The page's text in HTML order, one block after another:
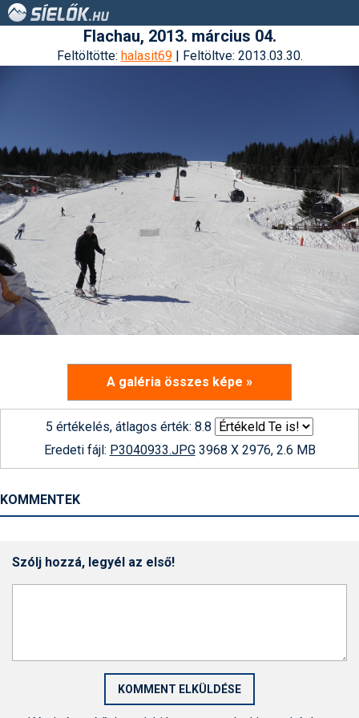
Flachau, 2013. március 04.
Feltöltötte: halasit69| Feltöltve: 2013.03.30.
A galéria összes képe »
5 értékelés, átlagos érték: 8.8
Eredeti fájl: P3040933.JPG3968 X 2976, 2.6 MB
KOMMENTEK
Szólj hozzá, legyél az első!